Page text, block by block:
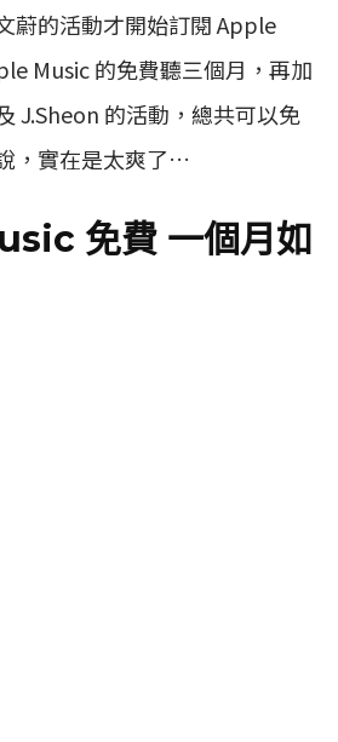
蔚的活動才開始訂閱 Apple
Music 的免費聽三個月，再加
J.Sheon 的活動，總共可以免
，實在是太爽了…
免費 一個月如